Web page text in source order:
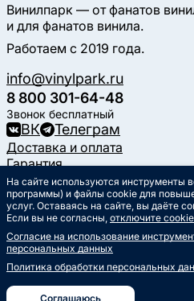
Винилпарк — от фанатов
и для фанатов винила.
Работаем с 2019 года.
info@vinylpark.ru
8 800 301-64-48
Звонок бесплатный
ВК Телеграм
Доставка и оплата
Гарантия
Контакты
Статьи
Музыкальный календарь
Документы
Публичная оферта
Политика обработки
Согласие на обработку
На сайте используются инструменты
программы) и файлы cookie для
услуг. Оставаясь на сайте, вы даёте
Если вы не согласны, отключите
Согласие на использование
персональных данных
Политика обработки персональных
Соглашаюсь